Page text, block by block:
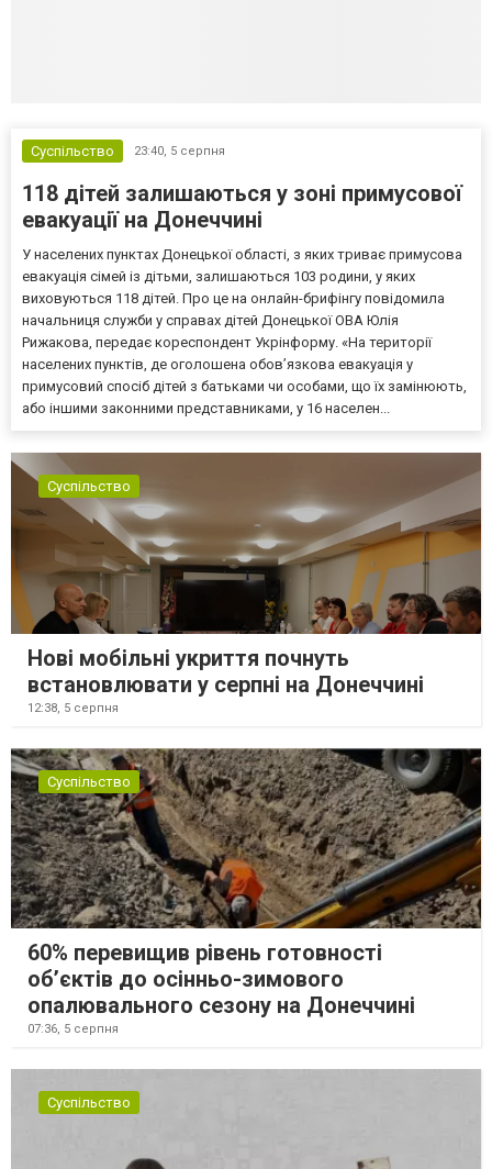
Суспільство 23:40, 5 серпня
118 дітей залишаються у зоні примусової
евакуації на Донеччині
У населених пунктах Донецької області, з яких триває примусова
евакуація сімей із дітьми, залишаються 103 родини, у яких
виховуються 118 дітей. Про це на онлайн-брифінгу повідомила
начальниця служби у справах дітей Донецької ОВА Юлія
Рижакова, передає кореспондент Укрінформу. «На території
населених пунктів, де оголошена обов’язкова евакуація у
примусовий спосіб дітей з батьками чи особами, що їх замінюють,
або іншими законними представниками, у 16 населен...
Суспільство
Нові мобільні укриття почнуть
встановлювати у серпні на Донеччині
12:38, 5 серпня
Суспільство
60% перевищив рівень готовності
об’єктів до осінньо-зимового
опалювального сезону на Донеччині
07:36, 5 серпня
Суспільство